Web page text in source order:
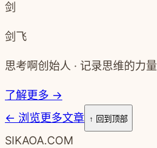
剑
剑飞
思考啊创始人 · 记录思维的力量
了解更多 →
← 浏览更多文章 ↑ 回到顶部
SIKAOA.COM